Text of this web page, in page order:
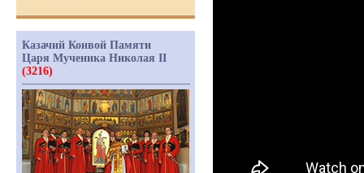
Казачий Конвой Памяти
Царя Мученика Николая II
(3216)